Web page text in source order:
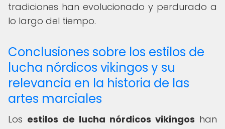
tradiciones han evolucionado y perdurado a
lo largo del tiempo.
Conclusiones sobre los estilos de
lucha nórdicos vikingos y su
relevancia en la historia de las
artes marciales
Los estilos de lucha nórdicos vikingos han